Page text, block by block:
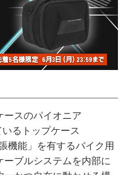
ースのパイオニア
るトップケース
機能」を有するバイク用
ブルシステムを内部に